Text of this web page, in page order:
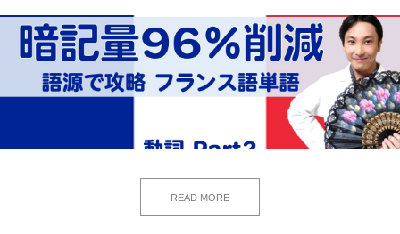
READ MORE